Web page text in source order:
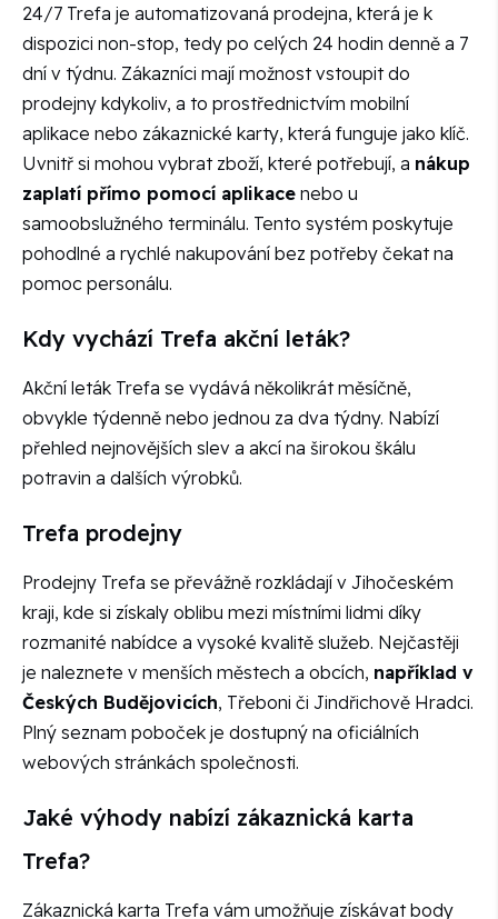
24/7 Trefa je automatizovaná prodejna, která je k
dispozici non-stop, tedy po celých 24 hodin denně a 7
dní v týdnu. Zákazníci mají možnost vstoupit do
prodejny kdykoliv, a to prostřednictvím mobilní
aplikace nebo zákaznické karty, která funguje jako klíč.
Uvnitř si mohou vybrat zboží, které potřebují, a nákup
zaplatí přímo pomocí aplikace nebo u
samoobslužného terminálu. Tento systém poskytuje
pohodlné a rychlé nakupování bez potřeby čekat na
pomoc personálu.
Kdy vychází Trefa akční leták?
Akční leták Trefa se vydává několikrát měsíčně,
obvykle týdenně nebo jednou za dva týdny. Nabízí
přehled nejnovějších slev a akcí na širokou škálu
potravin a dalších výrobků.
Trefa prodejny
Prodejny Trefa se převážně rozkládají v Jihočeském
kraji, kde si získaly oblibu mezi místními lidmi díky
rozmanité nabídce a vysoké kvalitě služeb. Nejčastěji
je naleznete v menších městech a obcích, například v
Českých Budějovicích, Třeboni či Jindřichově Hradci.
Plný seznam poboček je dostupný na oficiálních
webových stránkách společnosti.
Jaké výhody nabízí zákaznická karta
Trefa?
Zákaznická karta Trefa vám umožňuje získávat body